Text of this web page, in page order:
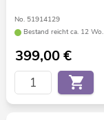
No. 51914129
Bestand reicht ca. 12 Wo.
399,00€